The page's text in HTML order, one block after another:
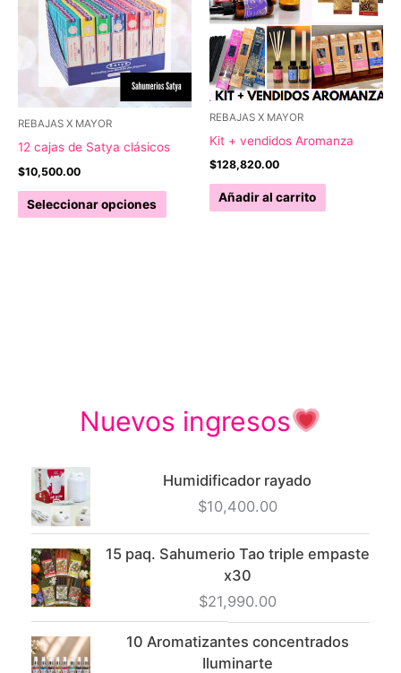
REBAJAS X MAYOR
12 cajas de Satya clásicos
$10,500.00
Seleccionar opciones
Este
producto
en
de
producto
REBAJAS X MAYOR
Kit + vendidos Aromanza
$128,820.00
Añadir al carrito
Nuevos ingresos
Humidificador rayado
$10,400.00
15 paq. Sahumerio Tao triple empaste
x30
$21,990.00
10 Aromatizantes concentrados
Iluminarte